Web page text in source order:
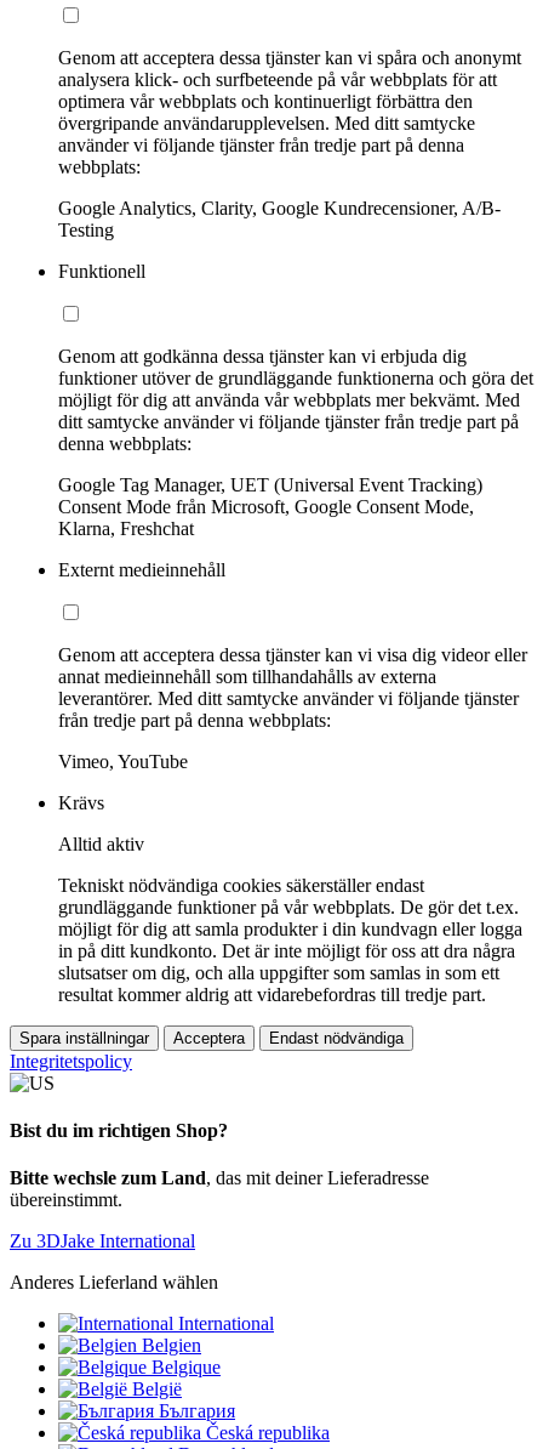
Genom att acceptera dessa tjänster kan vi spåra och anonymt
analysera klick- och surfbeteende på vår webbplats för att
optimera vår webbplats och kontinuerligt förbättra den
övergripande användarupplevelsen. Med ditt samtycke
använder vi följande tjänster från tredje part på denna
webbplats:
Google Analytics, Clarity, Google Kundrecensioner, A/B-
Testing
Funktionell
Genom att godkänna dessa tjänster kan vi erbjuda dig
funktioner utöver de grundläggande funktionerna och göra det
möjligt för dig att använda vår webbplats mer bekvämt. Med
ditt samtycke använder vi följande tjänster från tredje part på
denna webbplats:
Google Tag Manager, UET (Universal Event Tracking)
Consent Mode från Microsoft, Google Consent Mode,
Klarna, Freshchat
Externt medieinnehåll
Genom att acceptera dessa tjänster kan vi visa dig videor eller
annat medieinnehåll som tillhandahålls av externa
leverantörer. Med ditt samtycke använder vi följande tjänster
från tredje part på denna webbplats:
Vimeo, YouTube
Krävs
Alltid aktiv
Tekniskt nödvändiga cookies säkerställer endast
grundläggande funktioner på vår webbplats. De gör det t.ex.
möjligt för dig att samla produkter i din kundvagn eller logga
in på ditt kundkonto. Det är inte möjligt för oss att dra några
slutsatser om dig, och alla uppgifter som samlas in som ett
resultat kommer aldrig att vidarebefordras till tredje part.
Spara inställningar Acceptera Endast nödvändiga
Integritetspolicy
Bist du im richtigen Shop?
Bitte wechsle zum Land, das mit deiner Lieferadresse
übereinstimmt.
Zu 3DJake International
Anderes Lieferland wählen
International
Belgien
Belgique
België
България
Česká republika